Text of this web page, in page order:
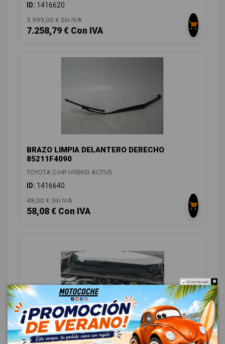
ID: 1416620
5.999,00 € Sin IVA
7.258,79 € Con IVA
BRAZO LIMPIA DELANTERO DERECHO
85211F4090
TOYOTA C-HR HYBRID ACTIVE
ID: 1416640
48,00 € Sin IVA
58,08 € Con IVA
TORPEDO 55708F4120 55708F4120
Do not show again.